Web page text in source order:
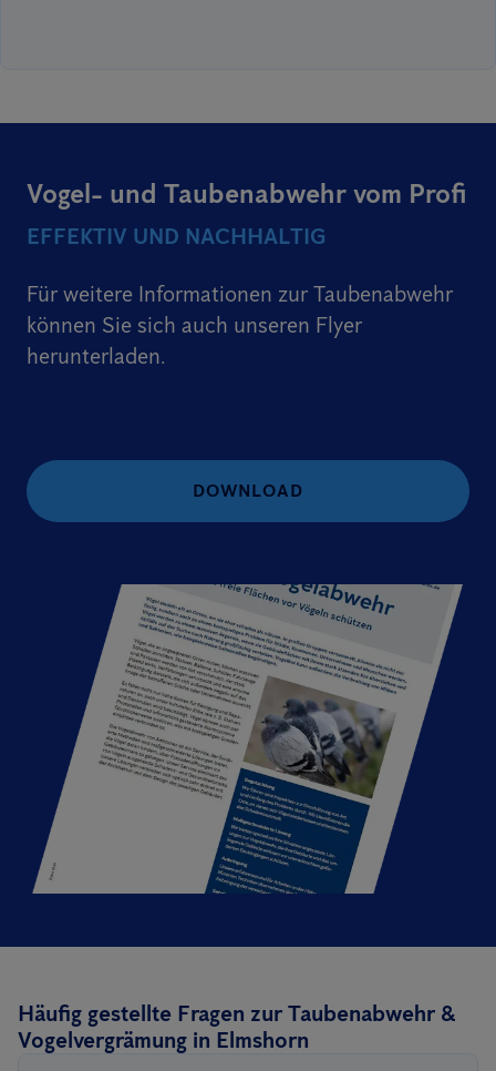
Vogel- und Taubenabwehr vom Profi
EFFEKTIV UND NACHHALTIG
Für weitere Informationen zur Taubenabwehr
können Sie sich auch unseren Flyer
herunterladen.
DOWNLOAD
Häufig gestellte Fragen zur Taubenabwehr &
Vogelvergrämung in Elmshorn